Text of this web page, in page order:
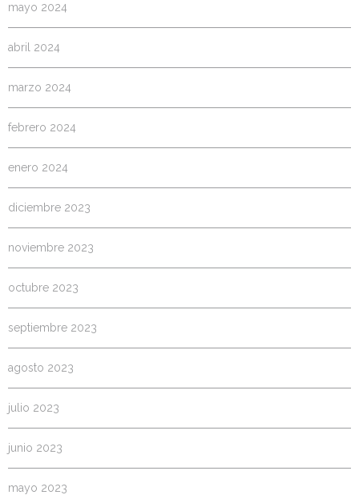
mayo 2024
abril 2024
marzo 2024
febrero 2024
enero 2024
diciembre 2023
noviembre 2023
octubre 2023
septiembre 2023
agosto 2023
julio 2023
junio 2023
mayo 2023